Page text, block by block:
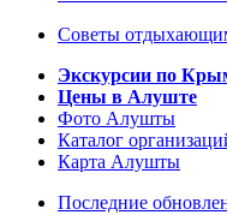
Советы
Экскурсии по
Цены в Алуште
Фото Алушты
Каталог
Карта Алушты
Последние